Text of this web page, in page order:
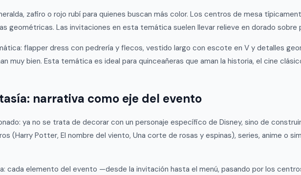
zafiro o rojo rubí para quienes buscan más color. Los centros de mesa
geométricas. Las invitaciones en esta temática suelen llevar relieve en dorado
flapper dress con pedrería y flecos, vestido largo con escote en V y detalles
muy bien. Esta temática es ideal para quinceañeras que aman la historia, el cine
narrativa como eje del evento
ya no se trata de decorar con un personaje específico de Disney, sino de
(Harry Potter, El nombre del viento, Una corte de rosas y espinas), series, anime o
cada elemento del evento —desde la invitación hasta el menú, pasando por los